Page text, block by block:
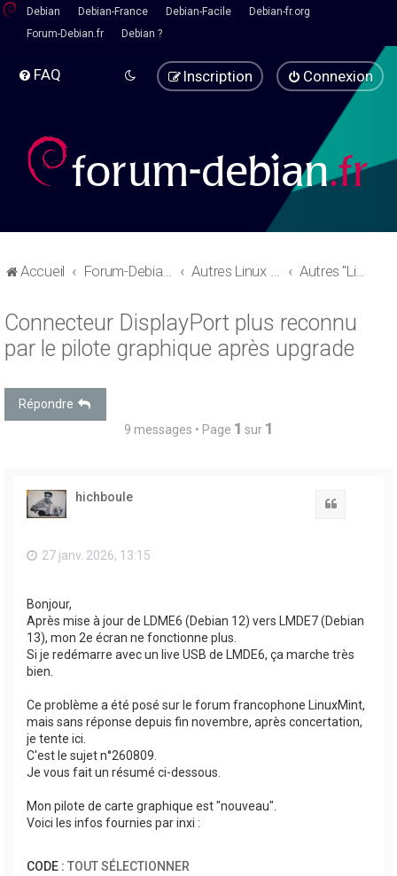
Debian Debian-France Debian-Facile
Debian-fr.org
Forum-Debian.fr
Debian ?
FAQ Connexion
Inscription
Accueil Forum-Debian.fr Autres Linux - Pause café Autres "Linux" basées sur debian
Connecteur DisplayPort plus reconnu
par le pilote graphique après upgrade
Répondre
9 messages • Page 1 sur 1
hichboule
27 janv. 2026, 13:15
Bonjour,
Après mise à jour de LDME6 (Debian 12) vers LMDE7 (Debian
13), mon 2e écran ne fonctionne plus.
Si je redémarre avec un live USB de LMDE6, ça marche très
bien.
Ce problème a été posé sur le forum francophone LinuxMint,
mais sans réponse depuis fin novembre, après concertation,
je tente ici.
C'est le sujet n°260809.
Je vous fait un résumé ci-dessous.
Mon pilote de carte graphique est "nouveau".
Voici les infos fournies par inxi :
CODE : TOUT SÉLECTIONNER